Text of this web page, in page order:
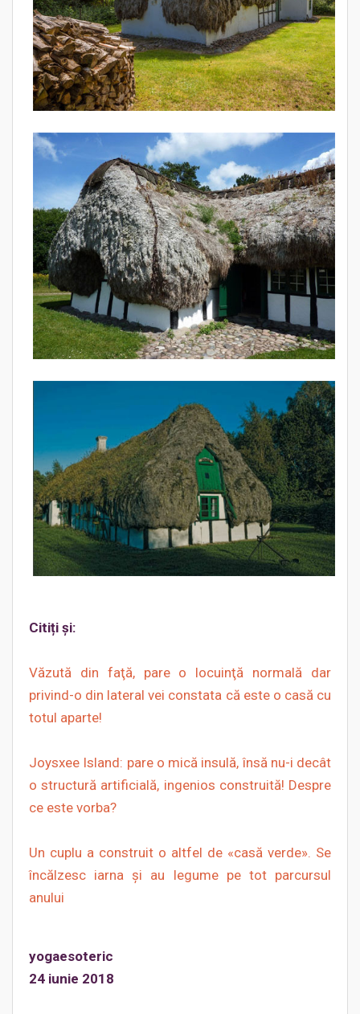
Citiți și:
Văzută din faţă, pare o locuinţă normală dar
privind-o din lateral vei constata că este o casă cu
totul aparte!
Joysxee Island: pare o mică insulă, însă nu-i decât
o structură artificială, ingenios construită! Despre
ce este vorba?
Un cuplu a construit o altfel de «casă verde». Se
încălzesc iarna şi au legume pe tot parcursul
anului
yogaesoteric
24 iunie 2018